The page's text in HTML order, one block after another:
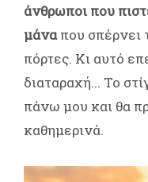
άνθρωποι που
μάναπου σπέρνει
πόρτες. Κι αυτό
διαταραχή... Το
πάνω μου και θα
καθημερινά.